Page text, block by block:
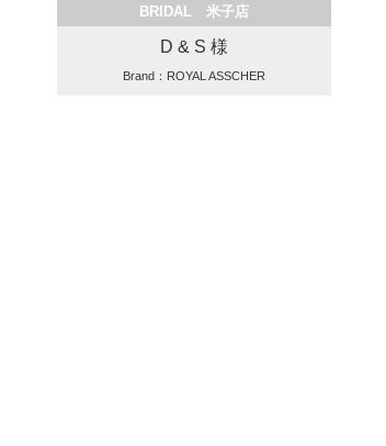
BRIDAL 米子店
D & S 様
Brand：ROYAL ASSCHER